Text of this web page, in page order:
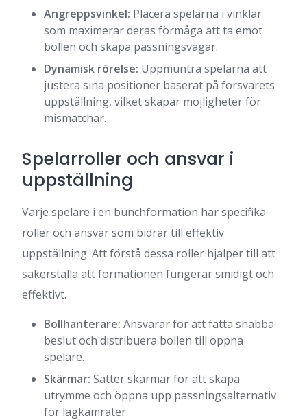
Angreppsvinkel: Placera spelarna i vinklar
som maximerar deras förmåga att ta emot
bollen och skapa passningsvägar.
Dynamisk rörelse: Uppmuntra spelarna att
justera sina positioner baserat på försvarets
uppställning, vilket skapar möjligheter för
mismatchar.
Spelarroller och ansvar i
uppställning
Varje spelare i en bunchformation har specifika
roller och ansvar som bidrar till effektiv
uppställning. Att förstå dessa roller hjälper till att
säkerställa att formationen fungerar smidigt och
effektivt.
Bollhanterare: Ansvarar för att fatta snabba
beslut och distribuera bollen till öppna
spelare.
Skärmar: Sätter skärmar för att skapa
utrymme och öppna upp passningsalternativ
för lagkamrater.